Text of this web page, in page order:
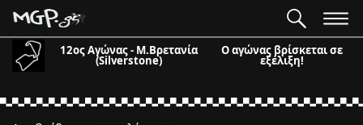
12ος Αγώνας - Μ.Βρετανία
(Silverstone)
Ο αγώνας βρίσκεται σε
εξέλιξη!